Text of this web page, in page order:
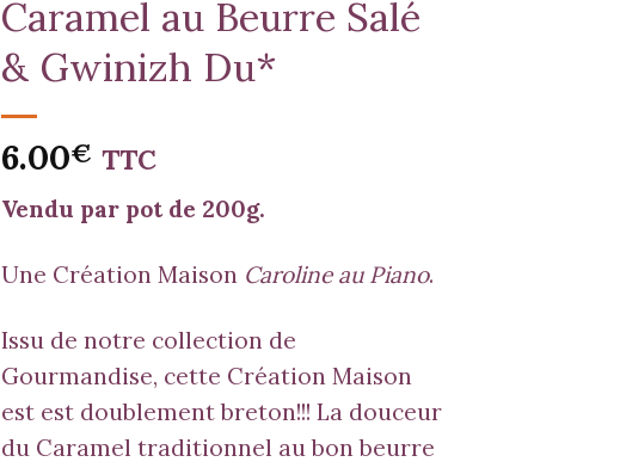
Caramel au Beurre Salé
& Gwinizh Du*
6.00€ TTC
Vendu par pot de 200g.
Une Création Maison Caroline au Piano.
Issu de notre collection de
Gourmandise, cette Création Maison
est est doublement breton!!! La douceur
du Caramel traditionnel au bon beurre